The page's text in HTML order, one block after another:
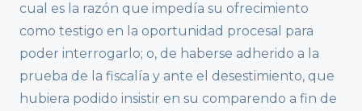
cual es la razón que impedía su ofrecimiento
como testigo en la oportunidad procesal para
poder interrogarlo; o, de haberse adherido a la
prueba de la fiscalía y ante el desestimiento, que
hubiera podido insistir en su comparendo a fin de